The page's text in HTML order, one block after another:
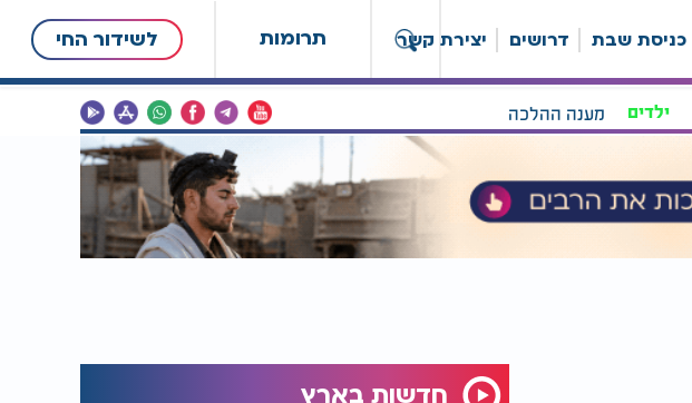
תרומות לשידור החי כניסת שבת דרושים יצירת קשר
ילדים מענה ההלכה
חדשות בארץ